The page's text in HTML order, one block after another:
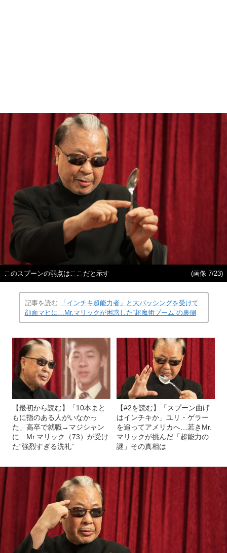
このスプーンの弱点はここだと示す (画像 7/23)
記事を読む
「インチキ超能力者」と大バッシングを受けて
顔面マヒに…Mr.マリックが困惑した“超魔術ブーム”の裏側
【最初から読む】「10本まと
もに指のある人がいなかっ
た」高卒で就職→マジシャン
に…Mr.マリック（73）が受け
た“強烈すぎる洗礼”
【#2を読む】「スプーン曲げ
はインチキか」ユリ・ゲラー
を追ってアメリカへ…若きMr.
マリックが挑んだ「超能力の
謎」その真相は